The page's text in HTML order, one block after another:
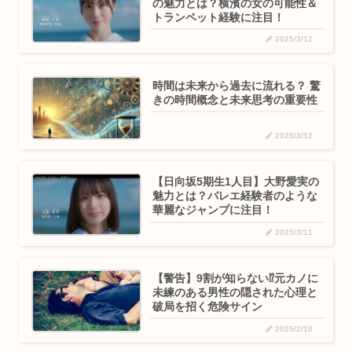
の魅力とは？横濱の女の可能性＆
トランペット経験に注目！
2025/3/12
時間は未来から過去に流れる？ 驚
きの時間概念と未来思考の重要性
2025/3/12
【日向坂5期生1人目】大野愛実の
魅力とは？バレエ経験者のような
華麗なジャンプに注目！
2025/3/11
【警告】9割が知らない⁉元カノに
未練のある男性の隠された心理と
破局を招く危険サイン
2025/2/10